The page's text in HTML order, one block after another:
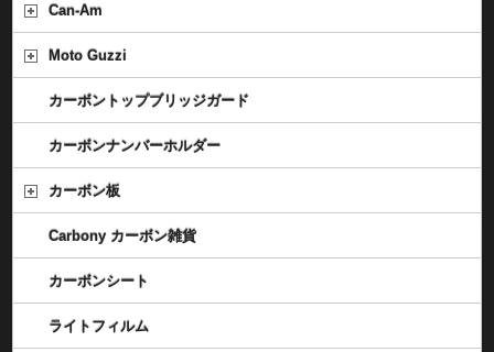
Can-Am
Moto Guzzi
カーボントップブリッジガード
カーボンナンバーホルダー
カーボン板
Carbony カーボン雑貨
カーボンシート
ライトフィルム